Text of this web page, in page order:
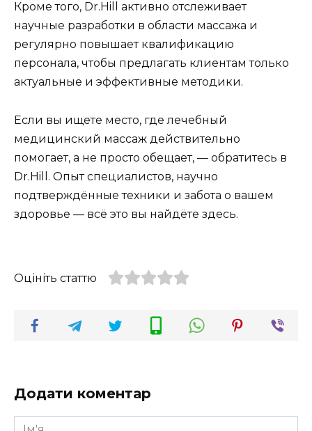
Кроме того, Dr.Hill активно отслеживает
научные разработки в области массажа и
регулярно повышает квалификацию
персонала, чтобы предлагать клиентам только
актуальные и эффективные методики.
Если вы ищете место, где лечебный
медицинский массаж действительно
помогает, а не просто обещает, — обратитесь в
Dr.Hill. Опыт специалистов, научно
подтверждённые техники и забота о вашем
здоровье — всё это вы найдёте здесь.
Оцініть статтю
Додати коментар
Ім'я